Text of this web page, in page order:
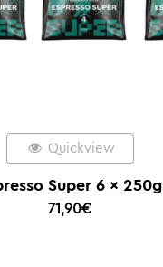
Quickview
Super 6 x 250g
71,90€